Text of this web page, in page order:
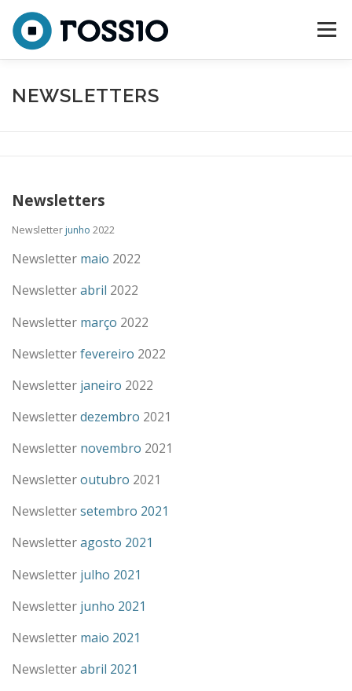
Menu
SOBRE CONSÓRCIO
NEWSLETTERS
Newsletters
Newsletter junho 2022
Newsletter maio 2022
Newsletterabril 2022
Newsletter março 2022
Newsletterfevereiro 2022
Newsletter janeiro 2022
Newsletterdezembro 2021
Newsletter novembro 2021
Newsletteroutubro 2021
Newslettersetembro 2021
Newsletteragosto 2021
Newsletter julho 2021
Newsletter junho 2021
Newsletter maio 2021
Newsletterabril 2021